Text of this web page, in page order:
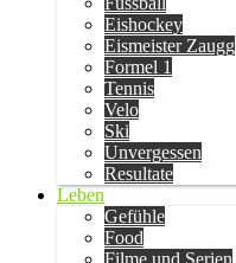
Eishockey
Eismeister Zaugg
Formel 1
Tennis
Velo
Ski
Unvergessen
Resultate
Leben
Gefühle
Food
Filme und Serien